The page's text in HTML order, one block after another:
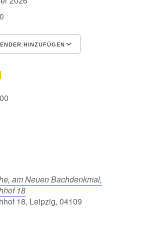
HINZUFÜGEN
am Neuen Bachdenkmal,
18
18, Leipzig, 04109